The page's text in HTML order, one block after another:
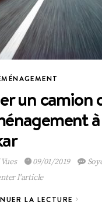
un camion
à
09/01/2019
l'article
LA LECTURE